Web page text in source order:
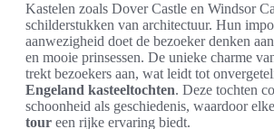
Kastelen zoals Dover Castle en Windsor
schilderstukken van architectuur. Hun
aanwezigheid doet de bezoeker denken
en mooie prinsessen. De unieke charme
trekt bezoekers aan, wat leidt tot
Engeland kasteeltochten. Deze tochten
schoonheid als geschiedenis, waardoor elke
tour een rijke ervaring biedt.